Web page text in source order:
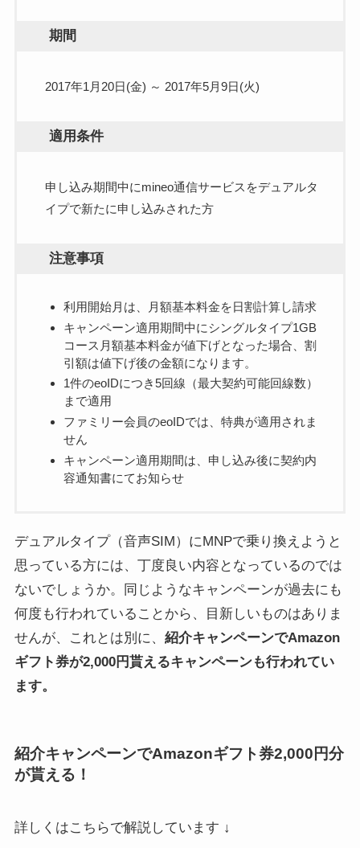
期間
2017年1月20日(金) ～ 2017年5月9日(火)
適用条件
申し込み期間中にmineo通信サービスをデュアルタ
イプで新たに申し込みされた方
注意事項
利用開始月は、月額基本料金を日割計算し請求
キャンペーン適用期間中にシングルタイプ1GB
コース月額基本料金が値下げとなった場合、割
引額は値下げ後の金額になります。
1件のeoIDにつき5回線（最大契約可能回線数）
まで適用
ファミリー会員のeoIDでは、特典が適用されま
せん
キャンペーン適用期間は、申し込み後に契約内
容通知書にてお知らせ
デュアルタイプ（音声SIM）にMNPで乗り換えようと
思っている方には、丁度良い内容となっているのでは
ないでしょうか。同じようなキャンペーンが過去にも
何度も行われていることから、目新しいものはありま
せんが、これとは別に、 紹介キャンペーンでAmazon
ギフト券が2,000円貰えるキャンペーンも行われてい
ます。
紹介キャンペーンでAmazonギフト券2,000円分
が貰える！
詳しくはこちらで解説しています ↓